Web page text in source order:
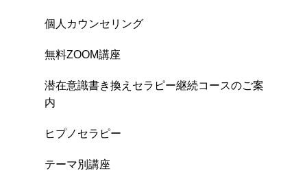
個人カウンセリング
無料ZOOM講座
潜在意識書き換えセラピー継続コースのご案
内
ヒプノセラピー
テーマ別講座